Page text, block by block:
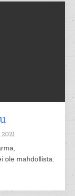
ole mahdollista.